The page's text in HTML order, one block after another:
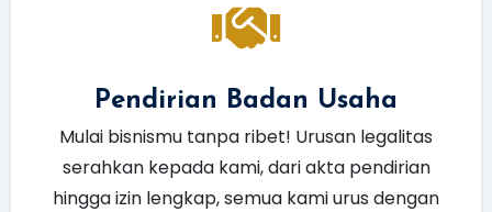
Pendirian Badan Usaha
Mulai bisnismu tanpa ribet! Urusan legalitas
serahkan kepada kami, dari akta pendirian
hingga izin lengkap, semua kami urus dengan